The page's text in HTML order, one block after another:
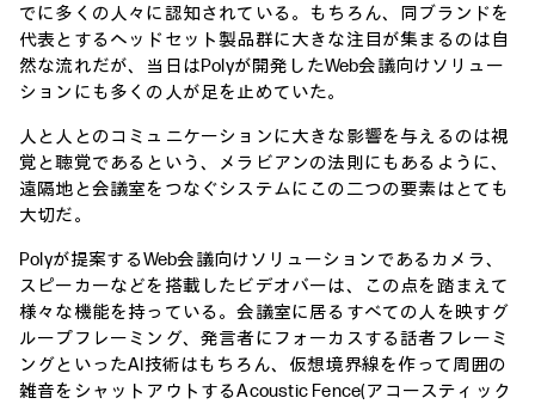
でに多くの人々に認知されている。もちろん、同ブランドを
代表とするヘッドセット製品群に大きな注目が集まるのは自
然な流れだが、当日はPolyが開発したWeb会議向けソリュー
ションにも多くの人が足を止めていた。
人と人とのコミュニケーションに大きな影響を与えるのは視
覚と聴覚であるという、メラビアンの法則にもあるように、
遠隔地と会議室をつなぐシステムにこの二つの要素はとても
大切だ。
Polyが提案するWeb会議向けソリューションであるカメラ、
スピーカーなどを搭載したビデオバーは、この点を踏まえて
様々な機能を持っている。会議室に居るすべての人を映すグ
ループフレーミング、発言者にフォーカスする話者フレーミ
ングといったAI技術はもちろん、仮想境界線を作って周囲の
雑音をシャットアウトするAcoustic Fence(アコースティック